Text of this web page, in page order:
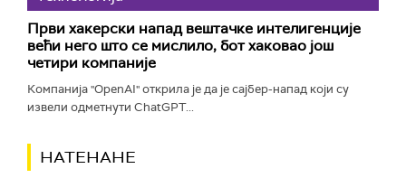
Први хакерски напад вештачке интелигенције
већи него што се мислило, бот хаковао још
четири компаније
Компанија "OpenAI" открила је да је сајбер-напад који су
извели одметнути ChatGPT...
НАТЕНАНЕ